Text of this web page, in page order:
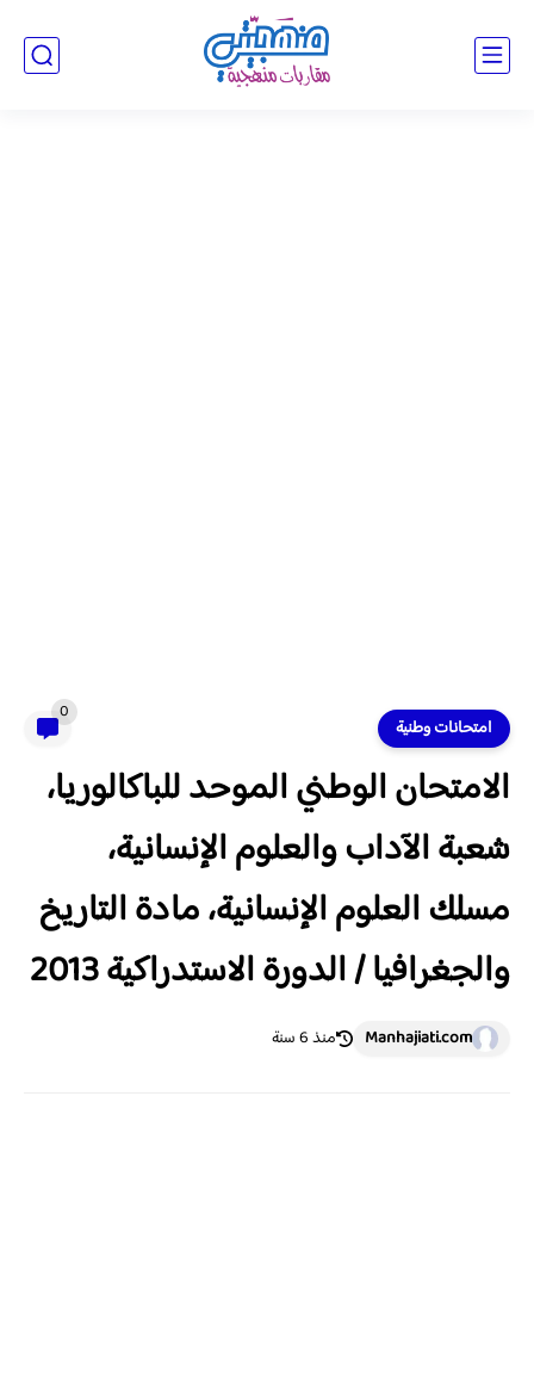
امتحانات وطنية
0
الامتحان الوطني الموحد للباكالوريا،
شعبة الآداب والعلوم الإنسانية،
مسلك العلوم الإنسانية، مادة التاريخ
والجغرافيا / الدورة الاستدراكية 2013
Manhajiati.com منذ 6 سنة